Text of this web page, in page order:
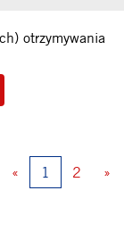
otrzymywania
« 1 2 »